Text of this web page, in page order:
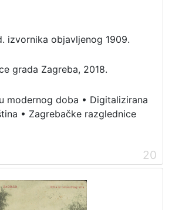
izvornika objavljenog 1909.
grada Zagreba, 2018.
modernog doba • Digitalizirana
• Zagrebačke razglednice
20